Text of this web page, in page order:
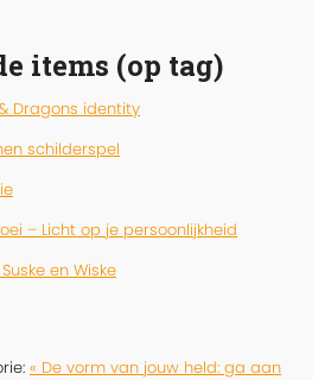
items (op tag)
Dragons identity
schilderspel
– Licht op je persoonlijkheid
en Wiske
« De vorm van jouw held: ga aan